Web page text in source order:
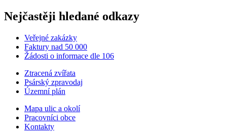
Nejčastěji hledané odkazy
Veřejné zakázky
Faktury nad 50 000
Žádosti o informace dle 106
Ztracená zvířata
Psárský zpravodaj
Územní plán
Mapa ulic a okolí
Pracovníci obce
Kontakty